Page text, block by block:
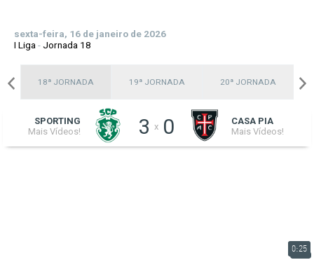
sexta-feira, 16 de janeiro de 2026
I Liga -Jornada 18
18ª JORNADA 19ª JORNADA 20ª JORNADA
SPORTING
Mais Vídeos!
3 x 0
CASA PIA
Mais Vídeos!
0:25